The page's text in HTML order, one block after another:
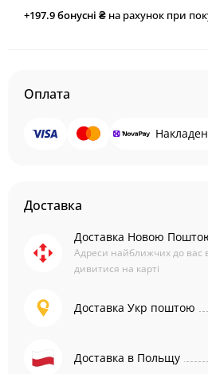
+197.9бонусні ₴ на рахунок при
Оплата
Доставка
Доставка Новою
Адреси найближчих до вас
дивитися на карті
Доставка Укр поштою
Доставка в Польщу